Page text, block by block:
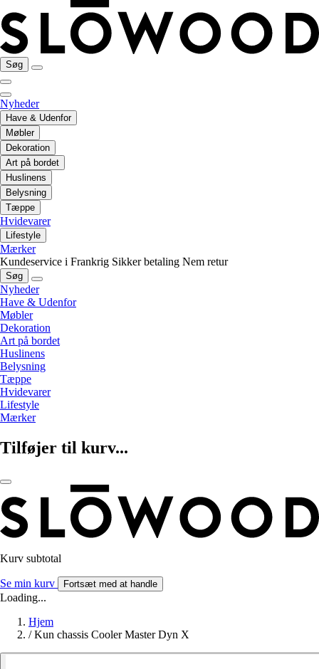
Søg
Nyheder
Have & Udenfor
Møbler
Dekoration
Art på bordet
Huslinens
Belysning
Tæppe
Hvidevarer
Lifestyle
Mærker
Kundeservice i Frankrig Sikker betaling Nem retur
Søg
Nyheder
Have & Udenfor
Møbler
Dekoration
Art på bordet
Huslinens
Belysning
Tæppe
Hvidevarer
Lifestyle
Mærker
Tilføjer til kurv...
Kurv subtotal
Se min kurv Fortsæt med at handle
Loading...
Hjem
/ Kun chassis Cooler Master Dyn X